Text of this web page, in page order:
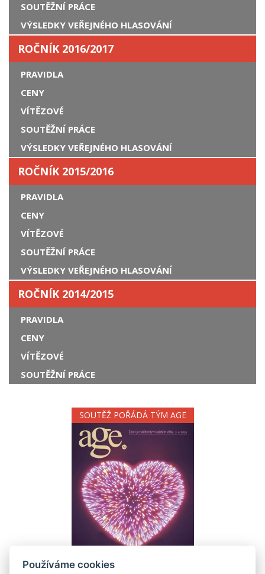
SOUTĚŽNÍ PRÁCE
VÝSLEDKY VEŘEJNÉHO HLASOVÁNÍ
ROČNÍK 2016/2017
PRAVIDLA
CENY
VÍTĚZOVÉ
SOUTĚŽNÍ PRÁCE
VÝSLEDKY VEŘEJNÉHO HLASOVÁNÍ
ROČNÍK 2015/2016
PRAVIDLA
CENY
VÍTĚZOVÉ
SOUTĚŽNÍ PRÁCE
VÝSLEDKY VEŘEJNÉHO HLASOVÁNÍ
ROČNÍK 2014/2015
PRAVIDLA
CENY
VÍTĚZOVÉ
SOUTĚŽNÍ PRÁCE
SOUTĚŽ POŘÁDÁ TÝM AGE
Používáme cookies